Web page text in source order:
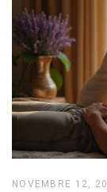
NOVEMBRE 12,